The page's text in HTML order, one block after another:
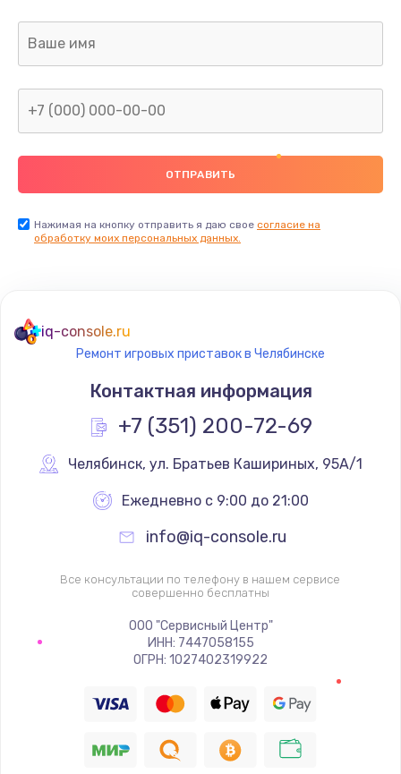
Заказать
Ремонт капиллярной трубки
400 руб.
Заказать
Замена термостата
1200 руб.
Заказать
Замена реле
700 руб.
Заказать
Замена ТЭНа
Заказать
Замена шнура
Нажимая на кнопку отправить я даю свое согласие на
обработку моих персональных данных.
iq-console.ru
Ремонт игровых приставок в Челябинске
Контактная информация
+7 (351) 200-72-69
Челябинск, ул. Братьев Кашириных, 95А/1
Ежедневно с 9:00 до 21:00
info@iq-console.ru
Все консультации по телефону в нашем сервисе
совершенно бесплатны
ООО "Сервисный Центр"
ИНН: 7447058155
ОГРН: 1027402319922